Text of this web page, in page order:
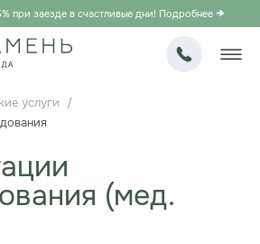
при заезде в счастливые дни! Подробнее
услуги /
(мед.